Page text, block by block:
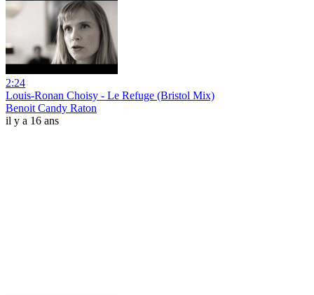
2:24
Louis-Ronan Choisy - Le Refuge (Bristol Mix)
Benoit Candy Raton
il y a 16 ans